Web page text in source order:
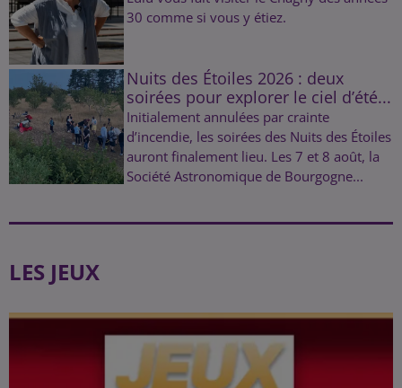
30 comme si vous y étiez.
Nuits des Étoiles 2026 : deux
soirées pour explorer le ciel d’été...
Initialement annulées par crainte
d’incendie, les soirées des Nuits des Étoiles
auront finalement lieu. Les 7 et 8 août, la
Société Astronomique de Bourgogne...
LES JEUX